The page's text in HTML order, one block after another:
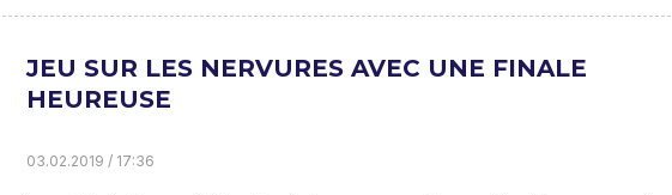
JEU SUR LES NERVURES AVEC UNE FINALE
HEUREUSE
03.02.2019 / 17:36